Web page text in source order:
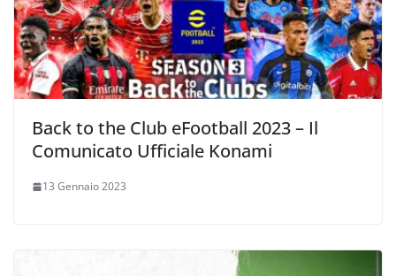
Back to the Club eFootball 2023 – Il
Comunicato Ufficiale Konami
13 Gennaio 2023